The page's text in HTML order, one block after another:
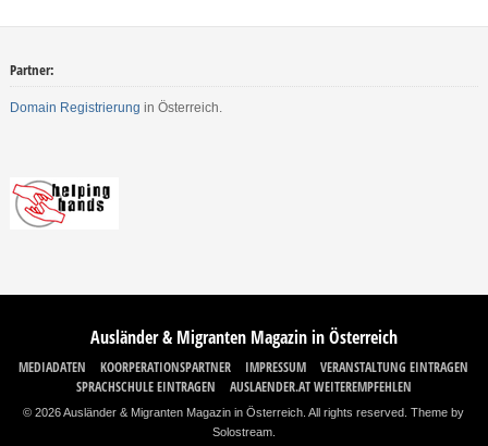
Partner:
Domain Registrierung in Österreich.
Ausländer & Migranten Magazin in Österreich
MEDIADATEN KOORPERATIONSPARTNER IMPRESSUM
VERANSTALTUNG EINTRAGEN
SPRACHSCHULE EINTRAGEN
AUSLAENDER.AT WEITEREMPFEHLEN
© 2026 Ausländer & Migranten Magazin in Österreich. All rights reserved.Theme by
Solostream.